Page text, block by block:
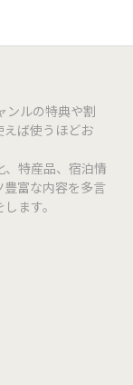
ンルの特典や割
えば使うほどお
、特産品、宿泊情
富な内容を多言
ます。